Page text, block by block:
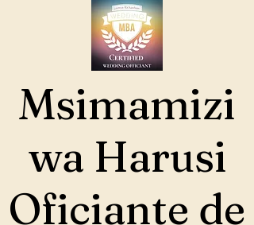
Msimamizi
wa Harusi
Oficiante de